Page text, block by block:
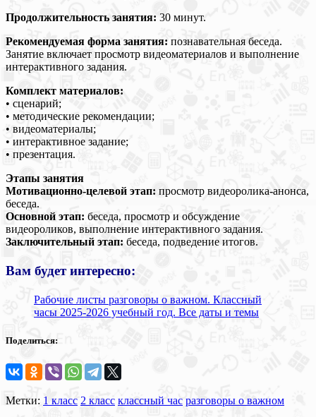
Продолжительность занятия: 30 минут.
Рекомендуемая форма занятия: познавательная беседа.
Занятие включает просмотр видеоматериалов и выполнение
интерактивного задания.
Комплект материалов:
• сценарий;
• методические рекомендации;
• видеоматериалы;
• интерактивное задание;
• презентация.
Этапы занятия
Мотивационно-целевой этап: просмотр видеоролика-анонса,
беседа.
Основной этап: беседа, просмотр и обсуждение
видеороликов, выполнение интерактивного задания.
Заключительный этап: беседа, подведение итогов.
Вам будет интересно:
Рабочие листы разговоры о важном. Классный
часы 2025-2026 учебный год. Все даты и темы
Поделиться:
Метки: 1 класс 2 класс классный час разговоры о важном